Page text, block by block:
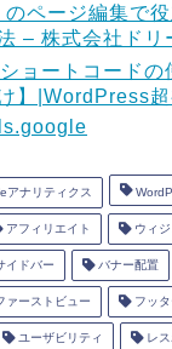
ページ編集で
– 株式会社ドリ
ョートコードの
】|WordPress
アナリティクス
アフィリエイト ウィジ
イドバー バナー配置
ァーストビュー フッタ
ユーザビリティ レス